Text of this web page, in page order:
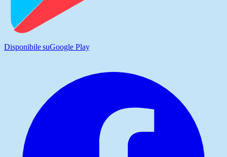
Disponibile suGoogle Play